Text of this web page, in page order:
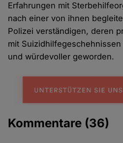
Erfahrungen mit
nach einer von ihnen
Polizei verständigen, deren
mit
und würdevoller geworden.
Kommentare (36)